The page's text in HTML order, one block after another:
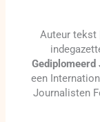
Auteur tekst
een
Journalisten